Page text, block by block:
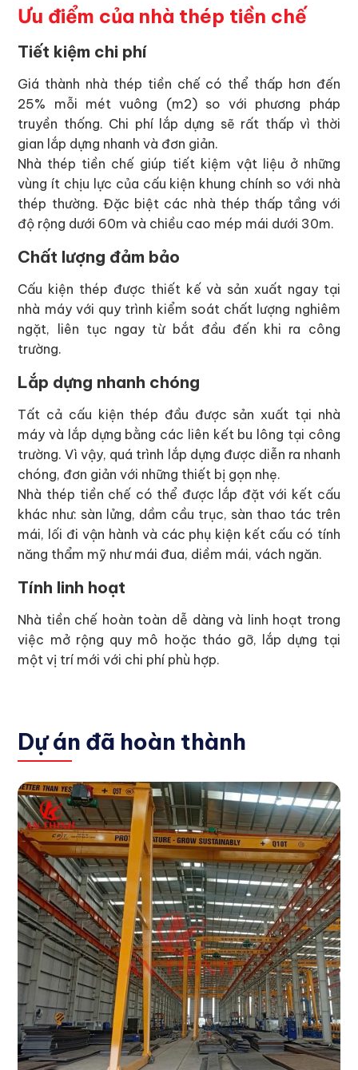
Ưu điểm của nhà thép tiền chế
Tiết kiệm chi phí
Giá thành nhà thép tiền chế có thể thấp hơn đến
25% mỗi mét vuông (m2) so với phương pháp
truyền thống. Chi phí lắp dựng sẽ rất thấp vì thời
gian lắp dựng nhanh và đơn giản.
Nhà thép tiền chế giúp tiết kiệm vật liệu ở những
vùng ít chịu lực của cấu kiện khung chính so với nhà
thép thường. Đặc biệt các nhà thép thấp tầng với
độ rộng dưới 60m và chiều cao mép mái dưới 30m.
Chất lượng đảm bảo
Cấu kiện thép được thiết kế và sản xuất ngay tại
nhà máy với quy trình kiểm soát chất lượng nghiêm
ngặt, liên tục ngay từ bắt đầu đến khi ra công
trường.
Lắp dựng nhanh chóng
Tất cả cấu kiện thép đầu được sản xuất tại nhà
máy và lắp dựng bằng các liên kết bu lông tại công
trường. Vì vậy, quá trình lắp dựng được diễn ra nhanh
chóng, đơn giản với những thiết bị gọn nhẹ.
Nhà thép tiền chế có thể được lắp đặt với kết cấu
khác như: sàn lửng, dầm cầu trục, sàn thao tác trên
mái, lối đi vận hành và các phụ kiện kết cấu có tính
năng thẩm mỹ như mái đua, diềm mái, vách ngăn.
Tính linh hoạt
Nhà tiền chế hoàn toàn dễ dàng và linh hoạt trong
việc mở rộng quy mô hoặc tháo gỡ, lắp dựng tại
một vị trí mới với chi phí phù hợp.
Dự án đã hoàn thành